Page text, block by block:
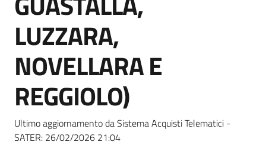
LUZZARA,
NOVELLARA E
REGGIOLO)
Ultimo aggiornamento da Sistema Acquisti Telematici -
SATER: 26/02/2026 21:04